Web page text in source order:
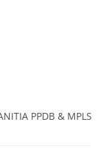
PPDB & MPLS